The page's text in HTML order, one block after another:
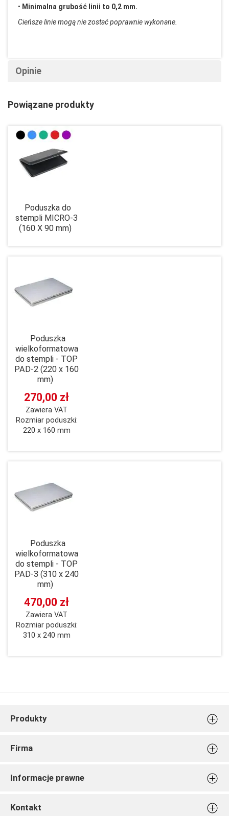
• Minimalna grubość linii to 0,2 mm.
Cieńsze linie mogą nie zostać poprawnie wykonane.
Opinie
Powiązane produkty
Poduszka do
stempli MICRO-3
(160 X 90 mm)
Poduszka
wielkoformatowa
do stempli - TOP
PAD-2 (220 x 160
mm)
270,00 zł
Zawiera VAT
Rozmiar poduszki:
220 x 160 mm
Poduszka
wielkoformatowa
do stempli - TOP
PAD-3 (310 x 240
mm)
470,00 zł
Zawiera VAT
Rozmiar poduszki:
310 x 240 mm
Produkty
Stemple do tłoczenia w papierze
Stemple kreatywne
Poduszki tuszujące do stempli
Firma
Płatność i dostawa
Do pobrania
Informacje prawne
Warunki zwrotów
Kontakt